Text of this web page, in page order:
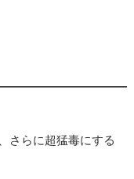
さらに超猛毒にする